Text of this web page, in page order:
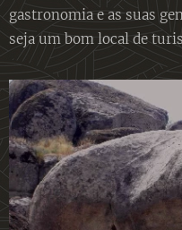
gastronomia e as suas
seja um bom local de